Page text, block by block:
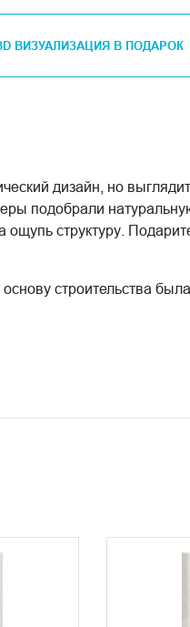
ВИЗУАЛИЗАЦИЯ В ПОДАРОК
дизайн, но
подобрали
структуру.
строительства